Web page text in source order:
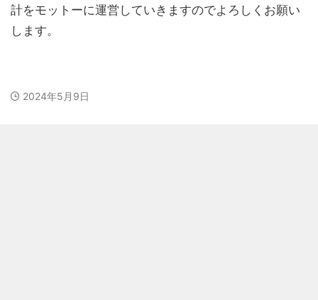
計をモットーに運営していきますのでよろしくお願い
します。
2024年5月9日